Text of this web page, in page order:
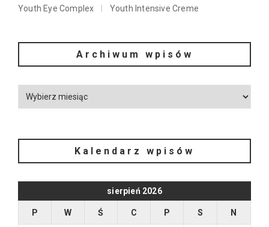
Youth Eye Complex Youth Intensive Creme
Archiwum wpisów
Kalendarz wpisów
sierpień 2026
P W Ś C P S N